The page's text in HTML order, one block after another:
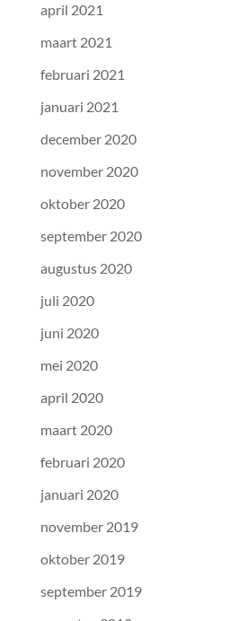
april 2021
maart 2021
februari 2021
januari 2021
december 2020
november 2020
oktober 2020
september 2020
augustus 2020
juli 2020
juni 2020
mei 2020
april 2020
maart 2020
februari 2020
januari 2020
november 2019
oktober 2019
september 2019